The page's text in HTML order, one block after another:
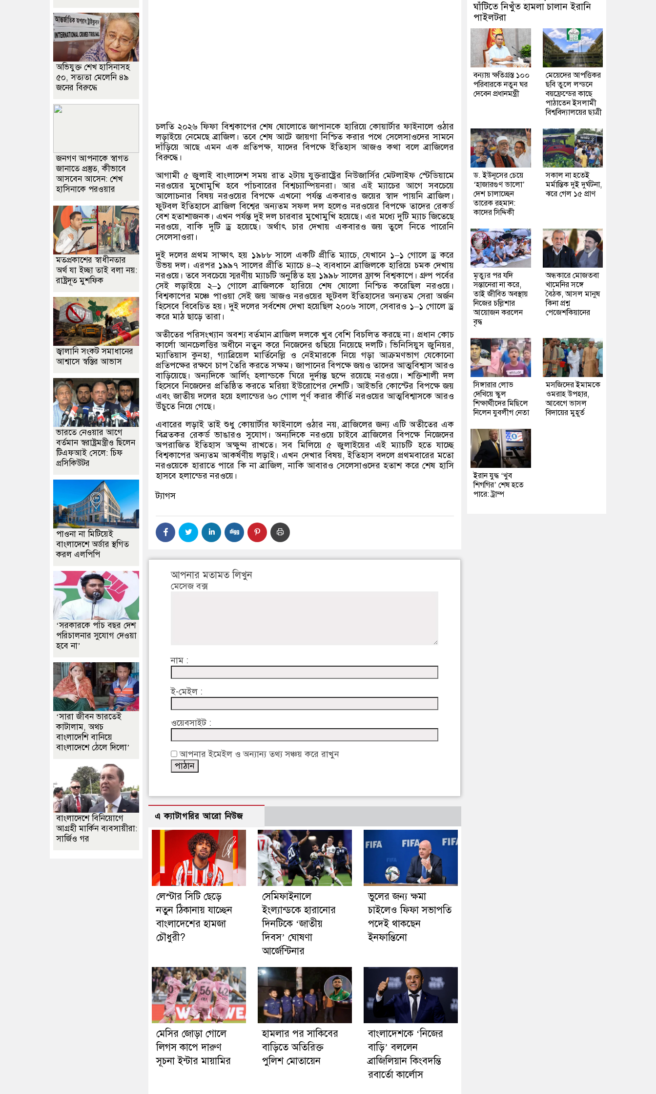
চলতি ২০২৬ ফিফা বিশ্বকাপের শেষ ষোলোতে জাপানকে হারিয়ে কোয়ার্টার ফাইনালে ওঠার
লড়াইয়ে নেমেছে ব্রাজিল। তবে শেষ আটে জায়গা নিশ্চিত করার পথে সেলেসাওদের সামনে
দাঁড়িয়ে আছে এমন এক প্রতিপক্ষ,যাদের বিপক্ষে ইতিহাস আজও কথা বলে ব্রাজিলের
বিরুদ্ধে।
আগামী ৫ জুলাই বাংলাদেশ সময় রাত ২টায় যুক্তরাষ্ট্রের নিউজার্সির মেটলাইফ স্টেডিয়ামে
নরওয়ের মুখোমুখি হবে পাঁচবারের বিশ্বচ্যাম্পিয়নরা। আর এই ম্যাচের আগে সবচেয়ে
আলোচনার বিষয় নরওয়ের বিপক্ষে এখনো পর্যন্ত একবারও জয়ের স্বাদ পায়নি ব্রাজিল।
ফুটবল ইতিহাসে ব্রাজিল বিশ্বের অন্যতম সফল দল হলেও নরওয়ের বিপক্ষে তাদের রেকর্ড
বেশ হতাশাজনক। এখন পর্যন্ত দুই দল চারবার মুখোমুখি হয়েছে। এর মধ্যে দুটি ম্যাচ জিতেছে
নরওয়ে,বাকি দুটি ড্র হয়েছে। অর্থাৎ চার দেখায় একবারও জয় তুলে নিতে পারেনি
সেলেসাওরা।
দুই দলের প্রথম সাক্ষাৎ হয় ১৯৮৮ সালে একটি প্রীতি ম্যাচে, যেখানে ১–১ গোলে ড্র করে
উভয় দল। এরপর ১৯৯৭ সালের প্রীতি ম্যাচে ৪–২ ব্যবধানে ব্রাজিলকে হারিয়ে চমক দেখায়
নরওয়ে। তবে সবচেয়ে স্মরণীয় ম্যাচটি অনুষ্ঠিত হয় ১৯৯৮ সালের ফ্রান্স বিশ্বকাপে। গ্রুপ পর্বের
সেই লড়াইয়ে ২–১ গোলে ব্রাজিলকে হারিয়ে শেষ ষোলো নিশ্চিত করেছিল নরওয়ে।
বিশ্বকাপের মঞ্চে পাওয়া সেই জয় আজও নরওয়ের ফুটবল ইতিহাসের অন্যতম সেরা অর্জন
হিসেবে বিবেচিত হয়। দুই দলের সর্বশেষ দেখা হয়েছিল ২০০৬ সালে,সেবারও ১–১ গোলে ড্র
করে মাঠ ছাড়ে তারা।
অতীতের পরিসংখ্যান অবশ্য বর্তমান ব্রাজিল দলকে খুব বেশি বিচলিত করছে না। প্রধান কোচ
কার্লো আনচেলত্তির অধীনে নতুন করে নিজেদের গুছিয়ে নিয়েছে দলটি। ভিনিসিয়ুস জুনিয়র,
ম্যাতিয়াস কুনহা, গ্যাব্রিয়েল মার্তিনেল্লি ও নেইমারকে নিয়ে গড়া আক্রমণভাগ যেকোনো
প্রতিপক্ষের রক্ষণে চাপ তৈরি করতে সক্ষম। জাপানের বিপক্ষে জয়ও তাদের আত্মবিশ্বাস আরও
বাড়িয়েছে। অন্যদিকে আর্লিং হলান্ডকে ঘিরে দুর্দান্ত ছন্দে রয়েছে নরওয়ে। শক্তিশালী দল
হিসেবে নিজেদের প্রতিষ্ঠিত করতে মরিয়া ইউরোপের দেশটি। আইভরি কোস্টের বিপক্ষে জয়
এবং জাতীয় দলের হয়ে হলান্ডের ৬০ গোল পূর্ণ করার কীর্তি নরওয়ের আত্মবিশ্বাসকে আরও
উঁচুতে নিয়ে গেছে।
এবারের লড়াই তাই শুধু কোয়ার্টার ফাইনালে ওঠার নয়,ব্রাজিলের জন্য এটি অতীতের এক
বিব্রতকর রেকর্ড ভাঙারও সুযোগ। অন্যদিকে নরওয়ে চাইবে ব্রাজিলের বিপক্ষে নিজেদের
অপরাজিত ইতিহাস অক্ষুণ্ন রাখতে। সব মিলিয়ে ৫ জুলাইয়ের এই ম্যাচটি হতে যাচ্ছে
বিশ্বকাপের অন্যতম আকর্ষণীয় লড়াই। এখন দেখার বিষয়,ইতিহাস বদলে প্রথমবারের মতো
নরওয়েকে হারাতে পারে কি না ব্রাজিল,নাকি আবারও সেলেসাওদের হতাশ করে শেষ হাসি
হাসবে হলান্ডের নরওয়ে।
ট্যাগস
আপনার মতামত লিখুন
মেসেজ বক্স
নাম :
ই-মেইল :
ওয়েবসাইট :
আপনার ইমেইল ও অন্যান্য তথ্য সঞ্চয় করে রাখুন
এ ক্যাটাগরির আরো নিউজ
লেস্টার সিটি ছেড়ে
নতুন ঠিকানায় যাচ্ছেন
বাংলাদেশের হামজা
চৌধুরী?
সেমিফাইনালে
ইংল্যান্ডকে হারানোর
দিনটিকে ‘জাতীয়
দিবস’ ঘোষণা
আর্জেন্টিনার
ভুলের জন্য ক্ষমা
চাইলেও ফিফা সভাপতি
পদেই থাকছেন
ইনফান্তিনো
মেসির জোড়া গোলে
লিগস কাপে দারুণ
সূচনা ইন্টার মায়ামির
হামলার পর সাকিবের
বাড়িতে অতিরিক্ত
পুলিশ মোতায়েন
বাংলাদেশকে ‘নিজের
বাড়ি’ বললেন
ব্রাজিলিয়ান কিংবদন্তি
রবার্তো কার্লোস
অভিযুক্ত শেখ হাসিনাসহ
৫০, সত্যতা মেলেনি ৪৯
জনের বিরুদ্ধে
জনগণ আপনাকে স্বাগত
জানাতে প্রস্তুত, কীভাবে
আসবেন আসেন: শেখ
হাসিনাকে পরওয়ার
মতপ্রকাশের স্বাধীনতার
অর্থ যা ইচ্ছা তাই বলা নয়:
রাষ্ট্রদূত মুশফিক
জ্বালানি সংকট সমাধানের
আশ্বাসে স্বস্তির আভাস
ভারতে নেওয়ার আগে
বর্তমান স্বরাষ্ট্রমন্ত্রীও ছিলেন
টিএফআই সেলে: চিফ
প্রসিকিউটর
পাওনা না মিটিয়েই
বাংলাদেশে অর্ডার স্থগিত
করল এলপিপি
‘সরকারকে পাঁচ বছর দেশ
পরিচালনার সুযোগ দেওয়া
হবে না’
‘সারা জীবন ভারতেই
কাটালাম, অথচ
বাংলাদেশি বানিয়ে
বাংলাদেশে ঠেলে দিলো’
বাংলাদেশে বিনিয়োগে
আগ্রহী মার্কিন ব্যবসায়ীরা:
সার্জিও গর
ঘাঁটিতে নিখুঁত হামলা চালান ইরানি
পাইলটরা
বন্যায় ক্ষতিগ্রস্ত ১০০
পরিবারকে নতুন ঘর
দেবেন প্রধানমন্ত্রী
মেয়েদের আপত্তিকর
ছবি তুলে লন্ডনে
বয়ফ্রেন্ডের কাছে
পাঠাতেন ইসলামী
বিশ্ববিদ্যালয়ের ছাত্রী
ড. ইউনূসের চেয়ে
‘হাজারগুণ ভালো’
দেশ চালাচ্ছেন
তারেক রহমান:
কাদের সিদ্দিকী
সকাল না হতেই
মর্মান্তিক দুই দুর্ঘটনা,
ঝরে গেল ১৫ প্রাণ
মৃত্যুর পর যদি
সন্তানেরা না করে,
তাই জীবিত অবস্থায়
নিজের চল্লিশার
আয়োজন করলেন
বৃদ্ধ
অন্ধকারে মোজতবা
খামেনির সঙ্গে
বৈঠক, আসল মানুষ
কিনা প্রশ্ন
পেজেশকিয়ানের
সিঙ্গারার লোভ
দেখিয়ে স্কুল
শিক্ষার্থীদের মিছিলে
নিলেন যুবলীগ নেতা
মসজিদের ইমামকে
ওমরাহ উপহার,
আবেগে ভাসল
বিদায়ের মুহূর্ত
ইরান যুদ্ধ ‘খুব
শিগগির’ শেষ হতে
পারে: ট্রাম্প